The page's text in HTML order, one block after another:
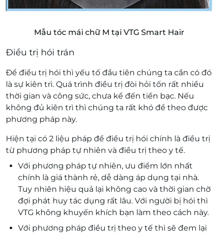
Mẫu tóc mái chữ M tại VTG Smart Hair
Điều trị hói trán
Để điều trị hói thì yếu tố đầu tiên chúng ta cần có đó
là sự kiên trì. Quá trình điều trị đòi hỏi tốn rất nhiều
thời gian và công sức, chưa kể đến tiền bạc. Nếu
không đủ kiên trì thì chúng ta rất khó để theo được
phương pháp này.
Hiện tại có 2 liệu pháp để điều trị hói chính là điều trị
từ phương pháp tự nhiên và điều trị theo y tế.
Với phương pháp tự nhiên, ưu điểm lớn nhất
chính là giá thành rẻ, dễ dàng áp dụng tại nhà.
Tuy nhiên hiệu quả lại không cao và thời gian chờ
đợi phát huy tác dụng rất lâu. Với người bị hói thì
VTG không khuyến khích bạn làm theo cách này.
Với phương pháp điều trị theo y tế thì sẽ đem lại